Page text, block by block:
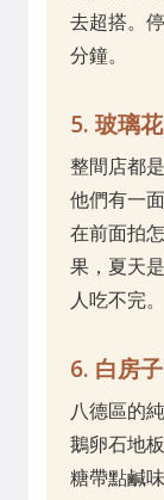
去超搭。
分鐘。
5. 玻璃
整間店都
他們有一
在前面拍
果，夏天
人吃不完。
6. 白房
八德區的
鵝卵石地
糖帶點鹹